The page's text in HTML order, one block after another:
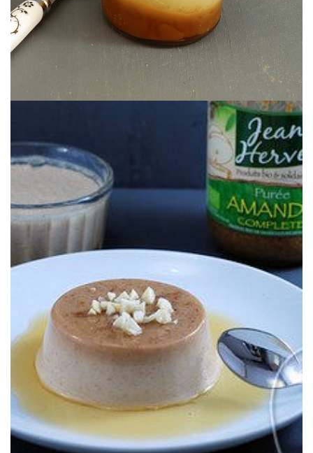
FLAN DE ALMENDRA VEGANO (SIN
HUEVO, SIN LÁCTEOS)
Un flan vegano preparado con leche de almendra, mantequilla de
almendra y agar agar. Sin gluten, sin lácteos, sin huevos.